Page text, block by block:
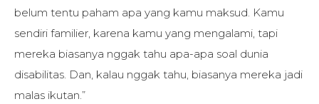
belum tentu paham apa yang kamu maksud. Kamu
sendiri familier, karena kamu yang mengalami, tapi
mereka biasanya nggak tahu apa-apa soal dunia
disabilitas. Dan, kalau nggak tahu, biasanya mereka jadi
malas ikutan.”